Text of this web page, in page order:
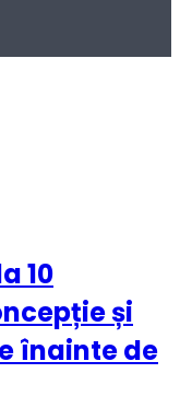
10
și
înainte de